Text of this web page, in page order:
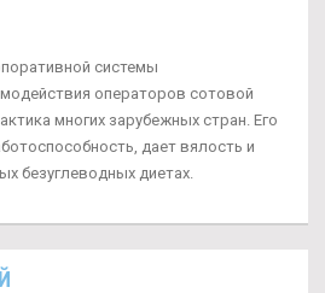
системы
операторов сотовой
многих зарубежных стран. Его
дает вялость и
безуглеводных диетах.